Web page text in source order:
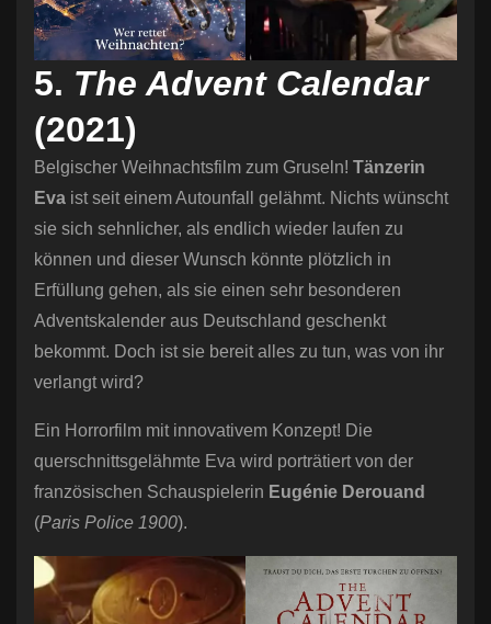
5. The Advent Calendar
(2021)
Belgischer Weihnachtsfilm zum Gruseln! Tänzerin
Eva ist seit einem Autounfall gelähmt. Nichts wünscht
sie sich sehnlicher, als endlich wieder laufen zu
können und dieser Wunsch könnte plötzlich in
Erfüllung gehen, als sie einen sehr besonderen
Adventskalender aus Deutschland geschenkt
bekommt. Doch ist sie bereit alles zu tun, was von ihr
verlangt wird?
Ein Horrorfilm mit innovativem Konzept! Die
querschnittsgelähmte Eva wird porträtiert von der
französischen Schauspielerin Eugénie Derouand
(Paris Police 1900).